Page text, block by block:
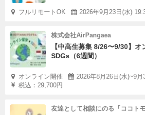
フルリモートOK 2026年9月23日(水)
株式会社AirPangaea
【中高生募集 8/26〜9/30】オ
SDGs（6週間）
オンライン開催
2026年8月26日(水)~9月
税込：29,700円
友達として相談にのる『ココトモ